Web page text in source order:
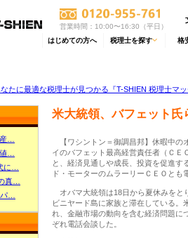
営業時間：10:00〜16:30（平日）
はじめての方へ 税理士を探す 格
たに最適な税理士が見つかる『T-SHIEN 税理士マ
…
…
に…
真…
…
米大統領、バフェット
【ワシントン＝御調昌邦】休暇中の
イのバフェット最高経営責任者（ＣＥ
と、経済見通しや成長、投資を促進
ド・モーターのムラーリーＣＥＯとも
オバマ大統領は18日から夏休みをと
ビニヤード島に家族と滞在している
れ、金融市場の動向を含む経済問題に
ぞれ電話会談した。